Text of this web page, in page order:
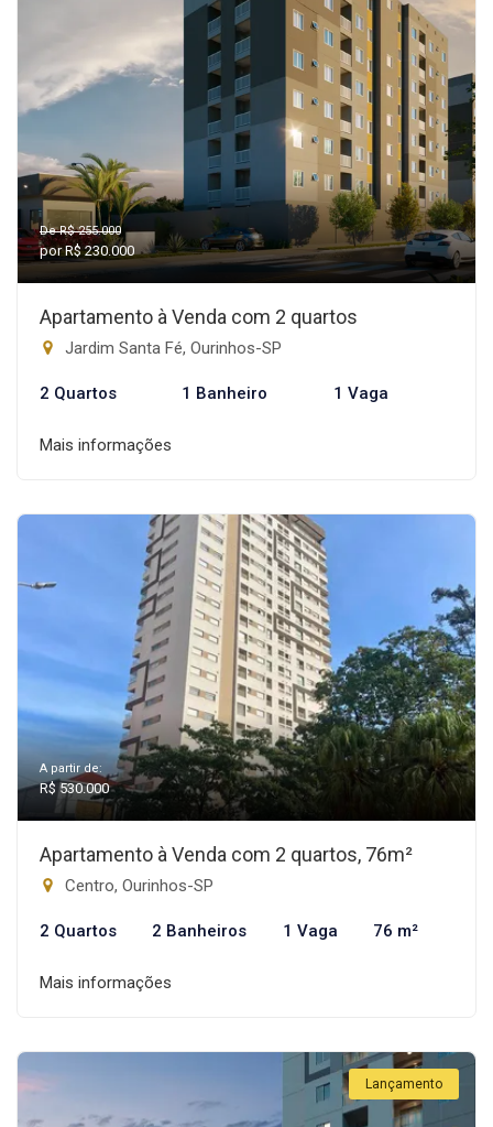
De R$ 255.000
por R$ 230.000
Apartamento à Venda com 2 quartos
Jardim Santa Fé, Ourinhos-SP
2 Quartos 1 Banheiro 1 Vaga
Mais informações
A partir de:
R$ 530.000
Apartamento à Venda com 2 quartos, 76m²
Centro, Ourinhos-SP
2 Quartos 2 Banheiros 1 Vaga 76 m²
Mais informações
Lançamento